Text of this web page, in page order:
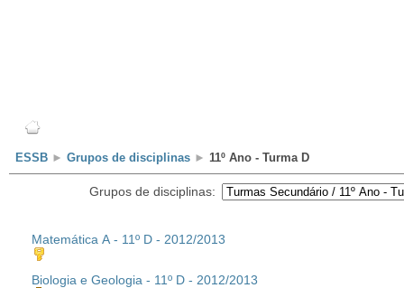
ESSB ► Grupos de disciplinas ► 11º Ano - Turma D
Grupos de disciplinas:
Matemática A - 11º D - 2012/2013
Biologia e Geologia - 11º D - 2012/2013